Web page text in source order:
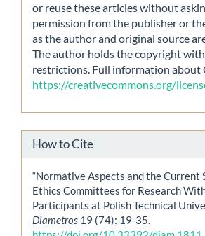
or reuse these articles without
permission from the publisher or
as the author and original source
The author holds the copyright
restrictions. Full information about
https://creativecommons.org/
How to Cite
“Normative Aspects and the Current
Ethics Committees for Research
Participants at Polish Technical
Diametros 19 (74): 19-35.